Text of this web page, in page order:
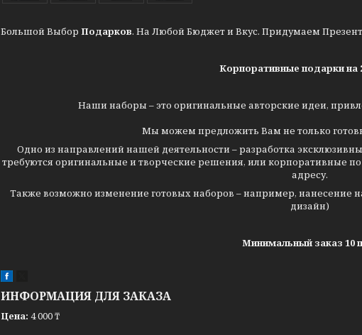
Большой Выбор Подарков. На Любой Бюджет и Вкус. Придумаем
Корпоративные подарки на
Наши наборы – это оригинальные авторские идеи,
Мы можем предложить Вам не только
Одно из направлений нашей деятельности – разработка
требуются оригинальные и творческие решения, или корпоративные
адресу.
Также возможно изменение готовых наборов – например, нанесение
дизайн)
Минимальный заказ
ИНФОРМАЦИЯ ДЛЯ ЗАКАЗА
Цена: 4 000 ₸